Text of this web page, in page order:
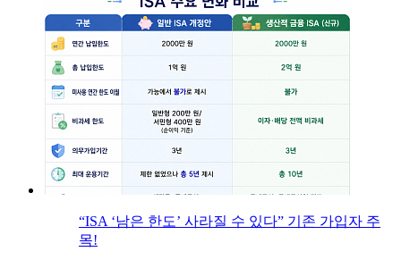
“ISA ‘남은 한도’ 사라질 수 있다” 기존 가입자 주
목!